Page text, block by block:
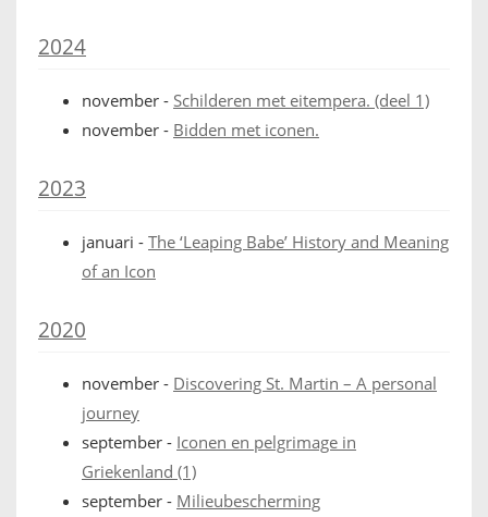
IKONEN, EEN INTRODUCTIE
OVER DE STICHTING
EXPOSITIES
SCHILDERCURSUSSEN
MATERIALEN
DOEN OF LATEN
ENGLISH
2024
november - Schilderen met eitempera. (deel 1)
november - Bidden met iconen.
2023
januari - The ‘Leaping Babe’ History and Meaning
of an Icon
2020
november - Discovering St. Martin – A personal
journey
september - Iconen en pelgrimage in
Griekenland (1)
september - Milieubescherming